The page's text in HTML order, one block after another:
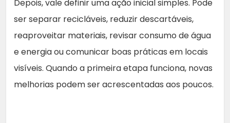
Depois, vale definir uma ação inicial simples. Pode
ser separar recicláveis, reduzir descartáveis,
reaproveitar materiais, revisar consumo de água
e energia ou comunicar boas práticas em locais
visíveis. Quando a primeira etapa funciona, novas
melhorias podem ser acrescentadas aos poucos.